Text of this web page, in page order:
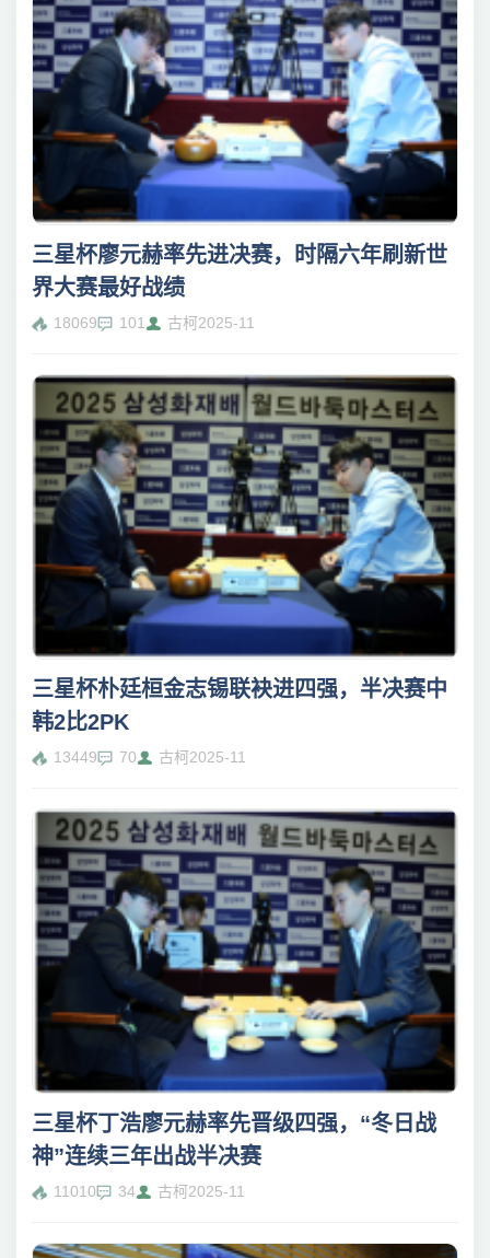
三星杯廖元赫率先进决赛，时隔六年刷新世
界大赛最好战绩
18069 101 古柯2025-11
三星杯朴廷桓金志锡联袂进四强，半决赛中
韩2比2PK
13449 70 古柯2025-11
三星杯丁浩廖元赫率先晋级四强，“冬日战
神”连续三年出战半决赛
11010 34 古柯2025-11